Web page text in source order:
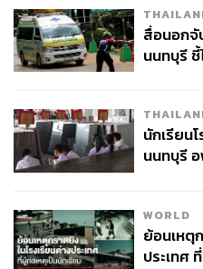
สุขภาพ
สมอง การอ
ABOUT
สื่อนอกจั
นนทบุรี
นักเรียน
นนทบุรี
WORLD
ย้อนเหตุ
ประเทศ